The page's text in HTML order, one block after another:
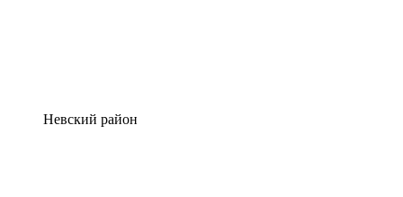
Невский район